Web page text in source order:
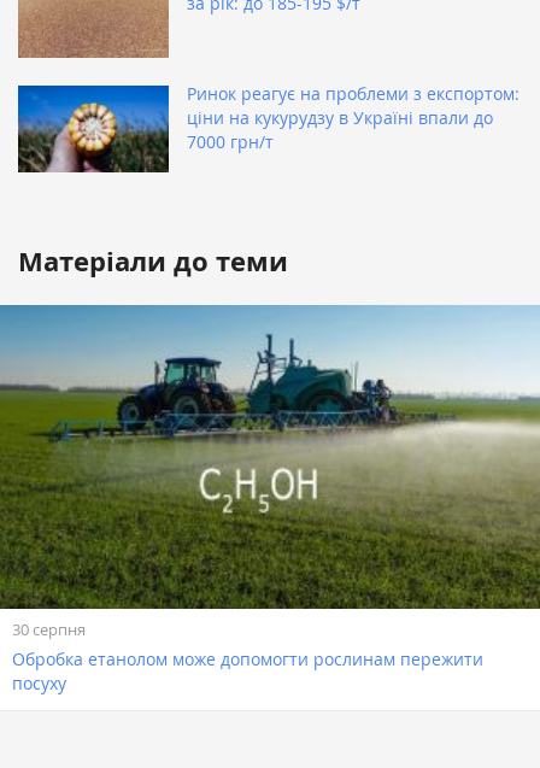
Ринок реагує на проблеми з експортом:
ціни на кукурудзу в Україні впали до
7000 грн/т
Матеріали до теми
30 серпня
Обробка етанолом може допомогти рослинам пережити
посуху